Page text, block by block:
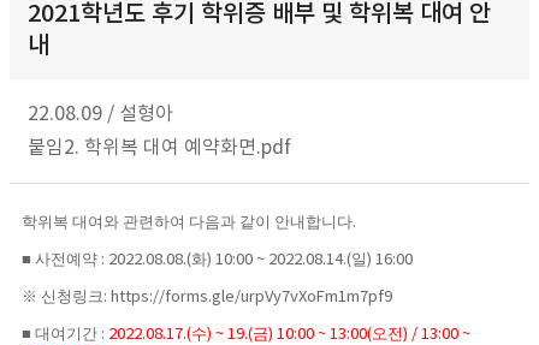
2021학년도 후기 학위증 배부 및 학위복 대여 안
내
22.08.09 / 설형아
붙임2. 학위복 대여 예약화면.pdf
학위복 대여와 관련하여 다음과 같이 안내합니다.
■ 사전예약 : 2022.08.08.(화) 10:00 ~ 2022.08.14.(일 ) 16:00
※ 신청링크: https://forms.gle/urpVy7vXoFm1m7pf9
■ 대여기간 : 2022.08.17.(수) ~ 19.(금) 10:00 ~ 13:00(오전) / 13:00 ~